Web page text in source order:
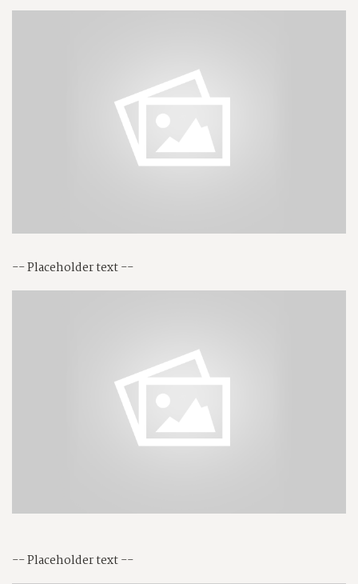
-- Placeholder text --
-- Placeholder text --